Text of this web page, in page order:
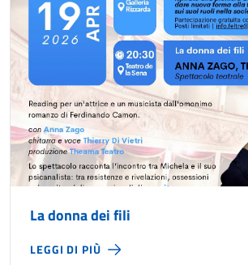
La donna dei fili
LEGGI DI PIÙ